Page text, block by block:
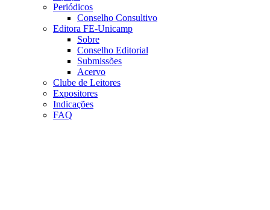
Periódicos
Conselho Consultivo
Editora FE-Unicamp
Sobre
Conselho Editorial
Submissões
Acervo
Clube de Leitores
Expositores
Indicações
FAQ